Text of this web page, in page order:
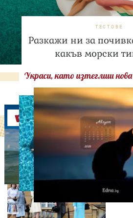
ТЕСТОВЕ
Разкажи ни за
какъв морски
Украси, като изтеглиш
Оферти